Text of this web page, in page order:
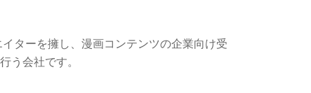
ターを擁し、漫画コンテンツの企業向け受
う会社です。